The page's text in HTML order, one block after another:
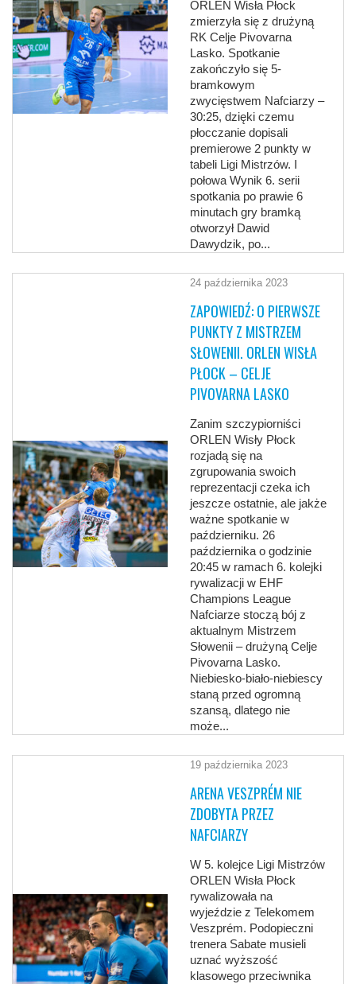
ORLEN Wisła Płock
zmierzyła się z drużyną
RK Celje Pivovarna
Lasko. Spotkanie
zakończyło się 5-
bramkowym
zwycięstwem Nafciarzy –
30:25, dzięki czemu
płocczanie dopisali
premierowe 2 punkty w
tabeli Ligi Mistrzów. I
połowa Wynik 6. serii
spotkania po prawie 6
minutach gry bramką
otworzył Dawid
Dawydzik, po...
24 października 2023
ZAPOWIEDŹ: O PIERWSZE
PUNKTY Z MISTRZEM
SŁOWENII. ORLEN WISŁA
PŁOCK – CELJE
PIVOVARNA LASKO
Zanim szczypiorniści
ORLEN Wisły Płock
rozjadą się na
zgrupowania swoich
reprezentacji czeka ich
jeszcze ostatnie, ale jakże
ważne spotkanie w
październiku. 26
października o godzinie
20:45 w ramach 6. kolejki
rywalizacji w EHF
Champions League
Nafciarze stoczą bój z
aktualnym Mistrzem
Słowenii – drużyną Celje
Pivovarna Lasko.
Niebiesko-biało-niebiescy
staną przed ogromną
szansą, dlatego nie
może...
19 października 2023
ARENA VESZPRÉM NIE
ZDOBYTA PRZEZ
NAFCIARZY
W 5. kolejce Ligi Mistrzów
ORLEN Wisła Płock
rywalizowała na
wyjeździe z Telekomem
Veszprém. Podopieczni
trenera Sabate musieli
uznać wyższość
klasowego przeciwnika